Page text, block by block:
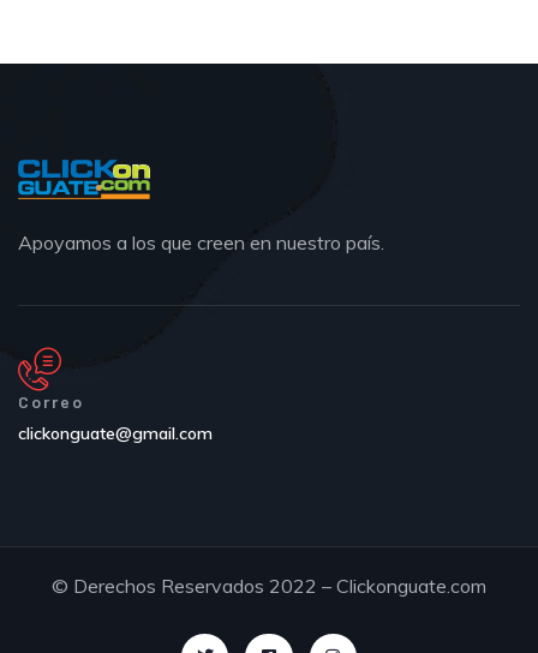
Apoyamos a los que creen en nuestro país.
Correo
clickonguate@gmail.com
© Derechos Reservados 2022 – Clickonguate.com